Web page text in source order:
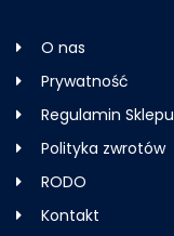
O nas
Prywatność
Regulamin Sklepu
Polityka zwrotów
RODO
Kontakt